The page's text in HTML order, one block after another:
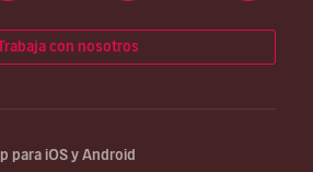
con nosotros
para iOS y Android